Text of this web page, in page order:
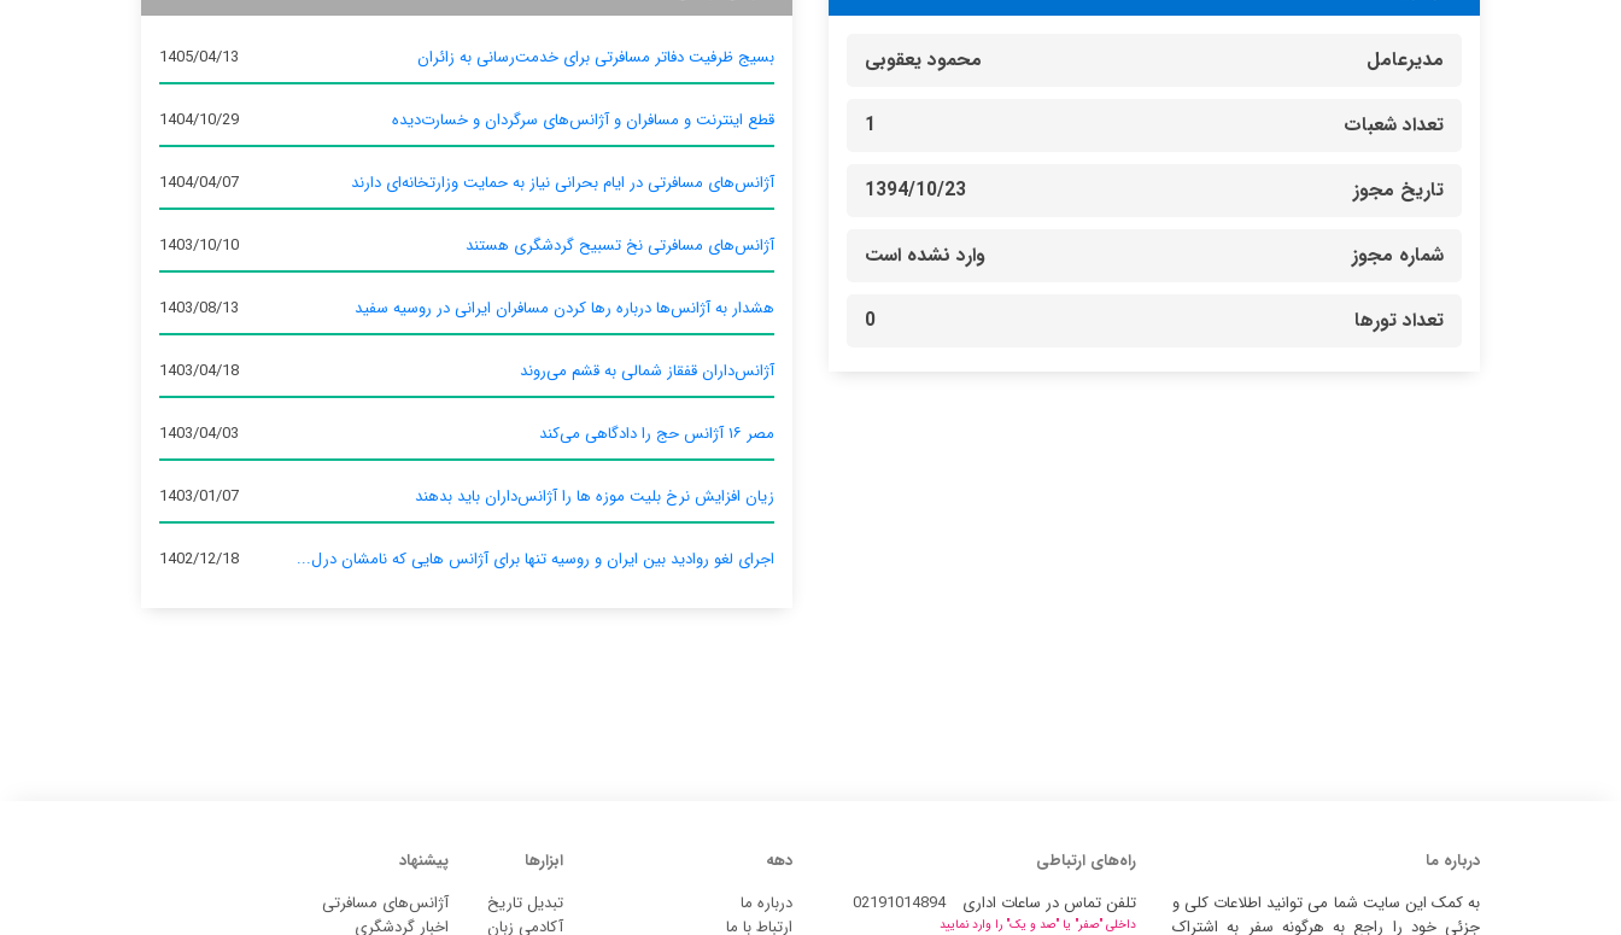
مدیرعامل محمود یعقوبی
تعداد شعبات 1
تاریخ مجوز 1394/10/23
شماره مجوز وارد نشده است
تعداد تورها 0
بسیج ظرفیت دفاتر مسافرتی برای خدمت‌رسانی به زائران 1405/04/13
قطع اینترنت و مسافران و آژانس‌های سرگردان و خسارت‌دیده 1404/10/29
آژانس‌های مسافرتی در ایام بحرانی نیاز به حمایت وزارتخانه‌ای دارند 1404/04/07
آژانس‌های مسافرتی نخ تسبیح گردشگری هستند 1403/10/10
هشدار به آژانس‌ها درباره رها کردن مسافران ایرانی در روسیه سفید 1403/08/13
آژانس‌داران قفقاز شمالی به قشم می‌روند 1403/04/18
مصر ۱۶ آژانس حج را دادگاهی می‌کند 1403/04/03
زیان افزایش نرخ بلیت موزه ها را آژانس‌داران باید بدهند 1403/01/07
اجرای لغو روادید بین ایران و روسیه تنها برای آژانس‌ هایی که نامشان درل... 1402/12/18
درباره ما
به کمک این سایت شما می توانید اطلاعات کلی و
جزئی خود را راجع به هرگونه سفر به اشتراک
راه‌های ارتباطی
تلفن تماس در ساعات اداری
02191014894
داخلی "صفر" یا "صد و یک" را وارد نمایید
دهه
درباره ما
ارتباط با ما
ابزارها
تبدیل تاریخ
آکادمی زبان
پیشنهاد
آژانس‌های مسافرتی
اخبار گردشگری